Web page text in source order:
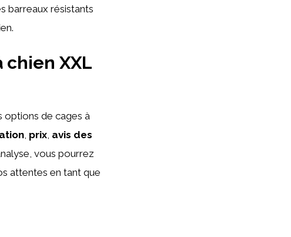
barreaux résistants
chien XXL
options de cages à
prix avis des
vous pourrez
attentes en tant que